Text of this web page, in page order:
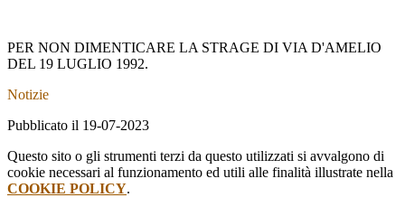
PER NON DIMENTICARE LA STRAGE DI VIA D'AMELIO
DEL 19 LUGLIO 1992.
Notizie
Pubblicato il 19-07-2023
Questo sito o gli strumenti terzi da questo utilizzati si avvalgono di
cookie necessari al funzionamento ed utili alle finalità illustrate nella
COOKIE POLICY.